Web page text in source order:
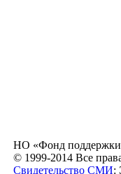
НО «Фонд поддержки
© 1999-2014 Все
Свидетельство СМИ: